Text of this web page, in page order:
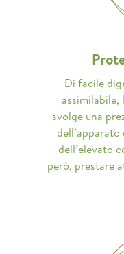
Di facile
assimilabile,
svolge una
dell’elevato
però, prestare